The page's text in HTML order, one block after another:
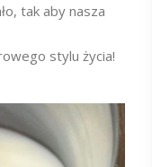
tak aby nasza
stylu życia!